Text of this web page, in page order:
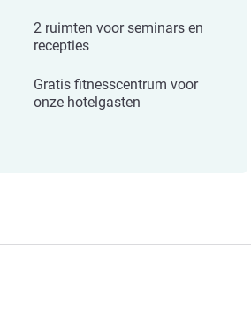
2 ruimten voor seminars en
recepties
Gratis fitnesscentrum voor
onze hotelgasten